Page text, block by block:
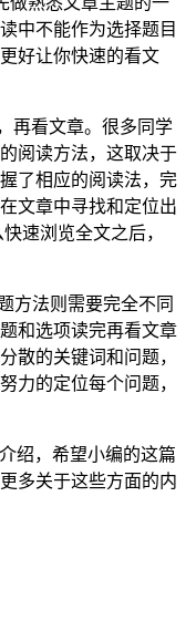
中不能作为选择题目
好让你快速的看文
再看文章。很多同学
阅读方法，这取决于
了相应的阅读法，完
文章中寻找和定位出
速浏览全文之后，
方法则需要完全不同
和选项读完再看文章
散的关键词和问题，
力的定位每个问题，
绍，希望小编的这篇
多关于这些方面的内